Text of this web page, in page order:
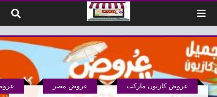
عروض كازيون ماركت عروض مصر